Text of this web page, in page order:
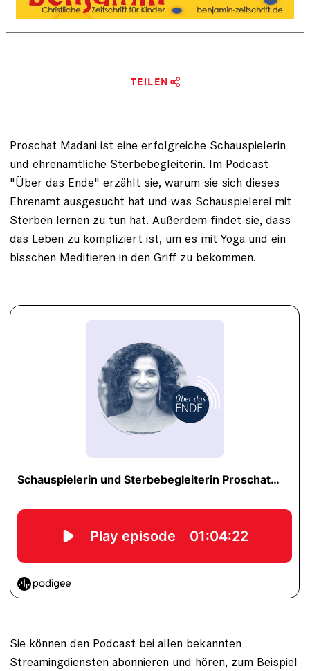
TEILEN
Proschat Madani ist eine erfolgreiche Schauspielerin
und ehrenamtliche Sterbebegleiterin. Im Podcast
"Über das Ende" erzählt sie, warum sie sich dieses
Ehrenamt ausgesucht hat und was Schauspielerei mit
Sterben lernen zu tun hat. Außerdem findet sie, dass
das Leben zu kompliziert ist, um es mit Yoga und ein
bisschen Meditieren in den Griff zu bekommen.
Sie können den Podcast bei allen bekannten
Streamingdiensten abonnieren und hören, zum Beispiel